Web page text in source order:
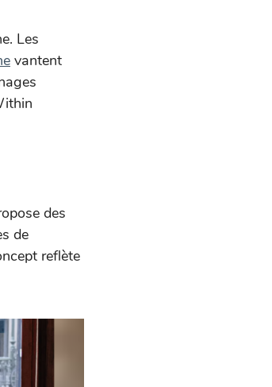
Les
vantent
des
de
reflète